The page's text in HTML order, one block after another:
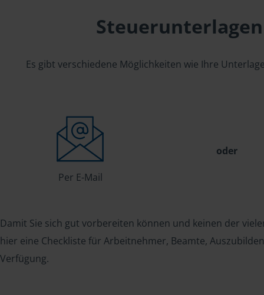
Es gibt verschiedene Möglichkeiten wie Ihre
Per E-Mail
oder
Damit Sie sich gut vorbereiten können und keinen der
hier eine Checkliste für Arbeitnehmer, Beamte,
Verfügung.